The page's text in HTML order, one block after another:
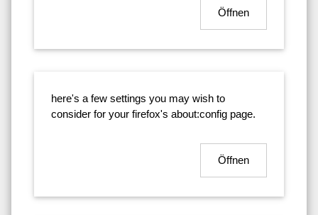
Öffnen
here's a few settings you may wish to
consider for your firefox's about:config page.
Öffnen